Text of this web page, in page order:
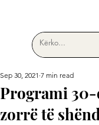
Programi
zorrë të
Sep 30, 2021 7 min read